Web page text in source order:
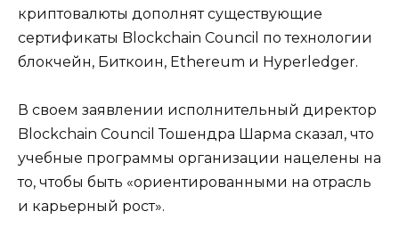
криптовалюты дополнят существующие
сертификаты Blockchain Council по технологии
блокчейн, Биткоин, Ethereum и Hyperledger.
В своем заявлении исполнительный директор
Blockchain Council Тошендра Шарма сказал, что
учебные программы организации нацелены на
то, чтобы быть «ориентированными на отрасль
и карьерный рост».